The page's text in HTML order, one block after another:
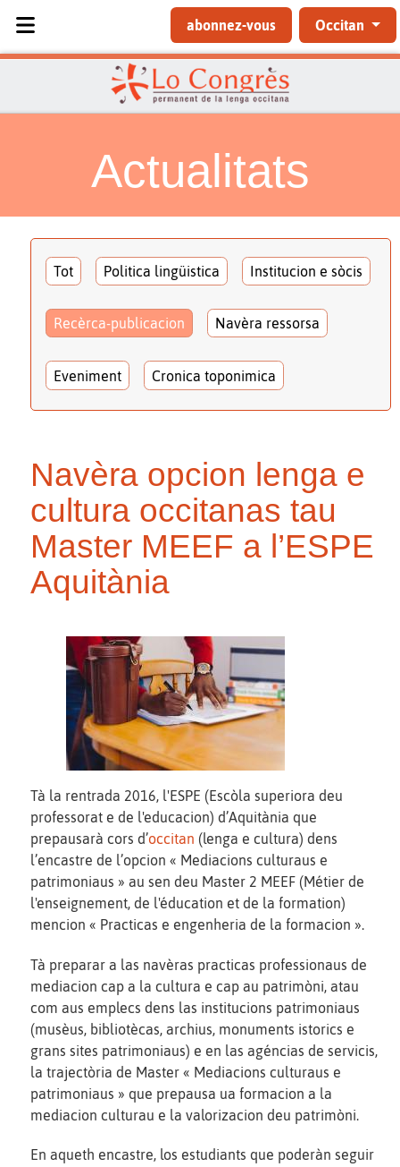
abonnez-vous Occitan
Actualitats
Tot Politica lingüistica Institucion e sòcis
Recèrca-publicacion Navèra ressorsa
Eveniment Cronica toponimica
Navèra opcion lenga e
cultura occitanas tau
Master MEEF a l’ESPE
Aquitània
Tà la rentrada 2016, l'ESPE (Escòla superiora deu
professorat e de l'educacion) d’Aquitània que
prepausarà cors d’occitan (lenga e cultura) dens
l’encastre de l’opcion « Mediacions culturaus e
patrimoniaus » au sen deu Master 2 MEEF (Métier de
l'enseignement, de l'éducation et de la formation)
mencion « Practicas e engenheria de la formacion ».
Tà preparar a las navèras practicas professionaus de
mediacion cap a la cultura e cap au patrimòni, atau
com aus emplecs dens las institucions patrimoniaus
(musèus, bibliotècas, archius, monuments istorics e
grans sites patrimoniaus) e en las agéncias de servicis,
la trajectòria de Master « Mediacions culturaus e
patrimoniaus » que prepausa ua formacion a la
mediacion culturau e la valorizacion deu patrimòni.
En aqueth encastre, los estudiants que poderàn seguir